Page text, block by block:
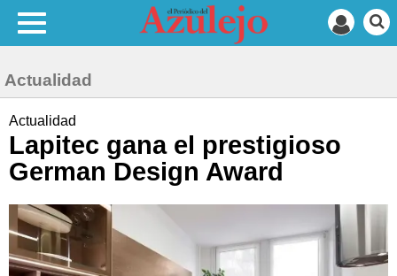
Actualidad
Actualidad
Lapitec gana el prestigioso
German Design Award